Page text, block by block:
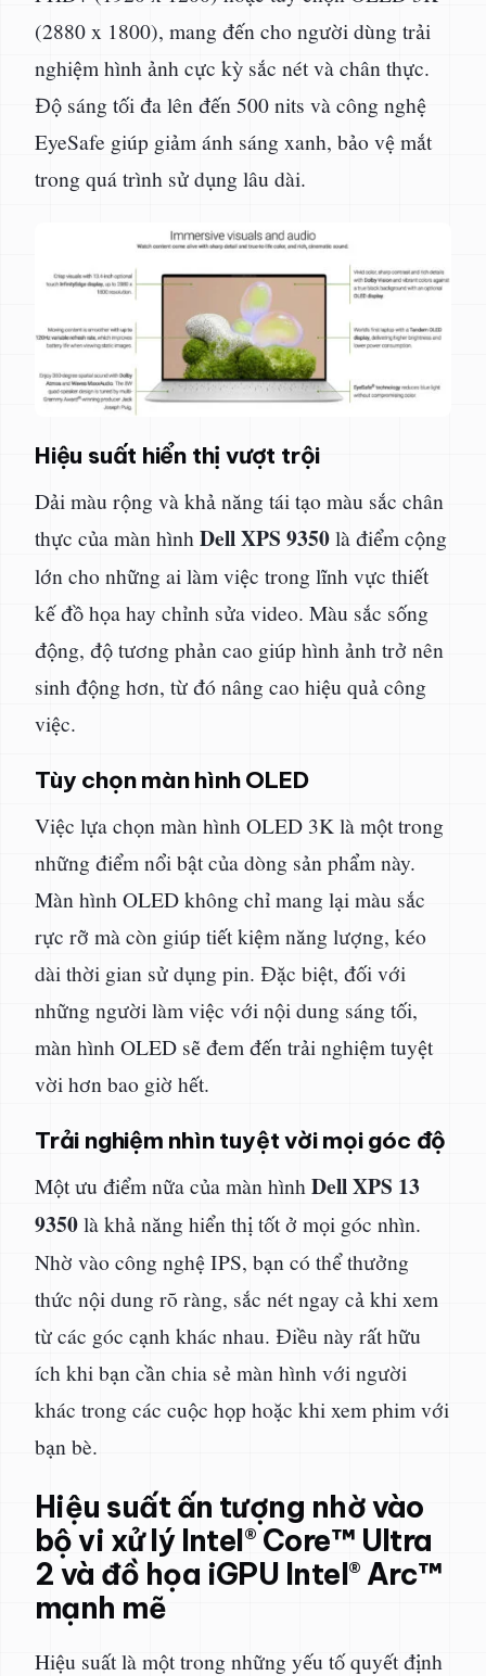
(2880 x 1800), mang đến cho người dùng trải
nghiệm hình ảnh cực kỳ sắc nét và chân thực.
Độ sáng tối đa lên đến 500 nits và công nghệ
EyeSafe giúp giảm ánh sáng xanh, bảo vệ mắt
trong quá trình sử dụng lâu dài.
Hiệu suất hiển thị vượt trội
Dải màu rộng và khả năng tái tạo màu sắc chân
thực của màn hình Dell XPS 9350là điểm cộng
lớn cho những ai làm việc trong lĩnh vực thiết
kế đồ họa hay chỉnh sửa video. Màu sắc sống
động, độ tương phản cao giúp hình ảnh trở nên
sinh động hơn, từ đó nâng cao hiệu quả công
việc.
Tùy chọn màn hình OLED
Việc lựa chọn màn hình OLED 3K là một trong
những điểm nổi bật của dòng sản phẩm này.
Màn hình OLED không chỉ mang lại màu sắc
rực rỡ mà còn giúp tiết kiệm năng lượng, kéo
dài thời gian sử dụng pin. Đặc biệt, đối với
những người làm việc với nội dung sáng tối,
màn hình OLED sẽ đem đến trải nghiệm tuyệt
vời hơn bao giờ hết.
Trải nghiệm nhìn tuyệt vời mọi góc độ
Một ưu điểm nữa của màn hình Dell XPS 13
9350là khả năng hiển thị tốt ở mọi góc nhìn.
Nhờ vào công nghệ IPS, bạn có thể thưởng
thức nội dung rõ ràng, sắc nét ngay cả khi xem
từ các góc cạnh khác nhau. Điều này rất hữu
ích khi bạn cần chia sẻ màn hình với người
khác trong các cuộc họp hoặc khi xem phim với
bạn bè.
Hiệu suất ấn tượng nhờ vào
bộ vi xử lý Intel® Core™ Ultra
2 và đồ họa iGPU Intel® Arc™
mạnh mẽ
Hiệu suất là một trong những yếu tố quyết định